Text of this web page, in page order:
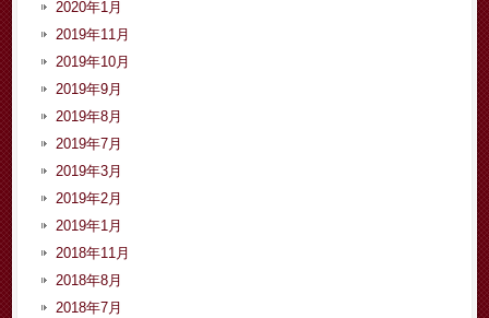
2020年1月
2019年11月
2019年10月
2019年9月
2019年8月
2019年7月
2019年3月
2019年2月
2019年1月
2018年11月
2018年8月
2018年7月